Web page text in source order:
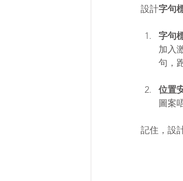
設計字句
字句
加入
句，
位置
圖案
記住，設